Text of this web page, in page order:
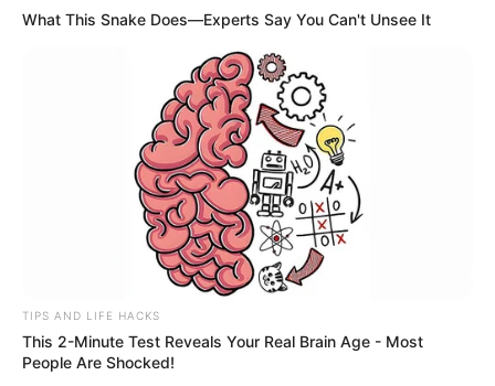
What This Snake Does—Experts Say You Can't Unsee It
TIPS AND LIFE HACKS
This 2-Minute Test Reveals Your Real Brain Age - Most
People Are Shocked!